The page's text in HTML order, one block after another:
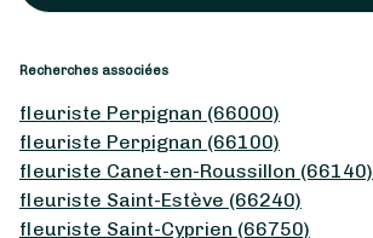
Recherches associées
fleuriste Perpignan (66000)
fleuriste Perpignan (66100)
fleuriste Canet-en-Roussillon (66140)
fleuriste Saint-Estève (66240)
fleuriste Saint-Cyprien (66750)